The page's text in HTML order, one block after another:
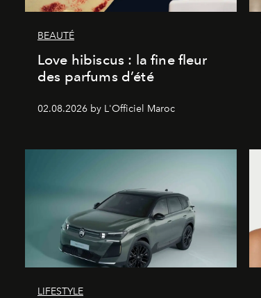
BEAUTÉ
Love hibiscus : la fine fleur
des parfums d’été
02.08.2026 by L'Officiel Maroc
LIFESTYLE